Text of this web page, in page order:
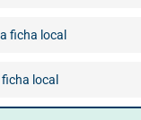
ficha local
local